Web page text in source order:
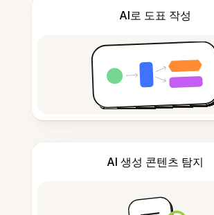
AI로 도표 작성
AI 생성 콘텐츠 탐지